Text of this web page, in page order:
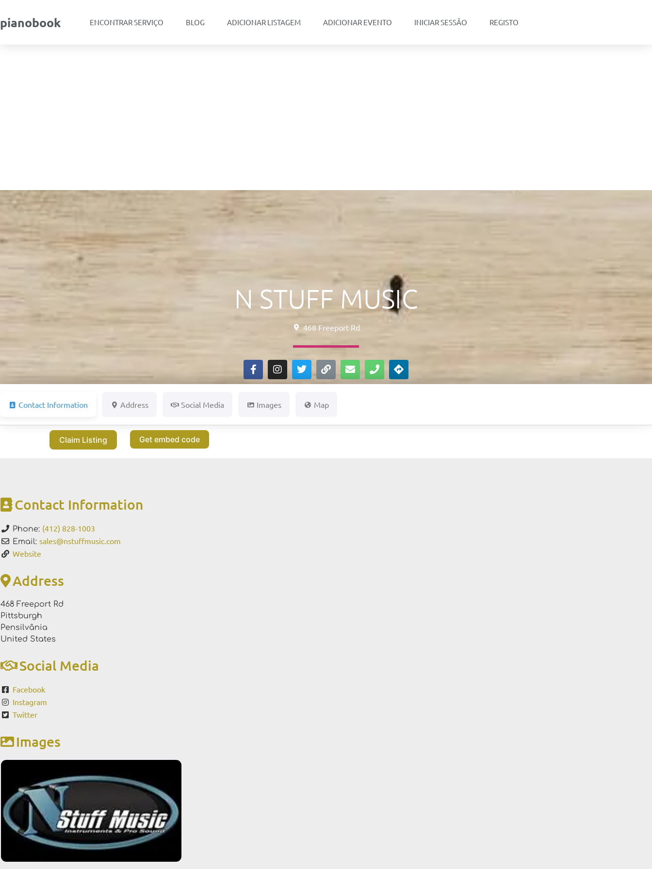
pianobook ENCONTRAR SERVIÇO BLOG ADICIONAR LISTAGEM ADICIONAR EVENTO INICIAR SESSÃO REGISTO
N STUFF MUSIC
468 Freeport Rd
Contact Information Address Social Media Images Map
Claim Listing Get embed code
Contact Information
Phone: (412) 828-1003
Email: sales@nstuffmusic.com
Website
Address
468 Freeport Rd
Pittsburgh
Pensilvânia
United States
Social Media
Facebook
Instagram
Twitter
Images